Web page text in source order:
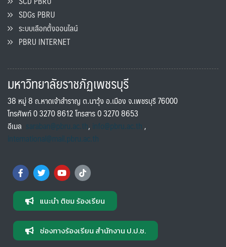
SDGs PBRU
ระบบเลือกตั้งออนไลน์
PBRU INTERNET
มหาวิทยาลัยราชภัฏเพชรบุรี
38 หมู่ 8 ถ.หาดเจ้าสำราญ ต.นาวุ้ง อ.เมือง จ.เพชรบุรี 76000
โทรศัพท์ 0 3270 8612 โทรสาร 0 3270 8653
อีเมล saraban@pbru.ac.th, info@pbru.ac.th,
international@mail.pbru.ac.th
แนะนำ ติชม ร้องเรียน
ช่องทางร้องเรียน สำนักงาน ป.ป.ช.